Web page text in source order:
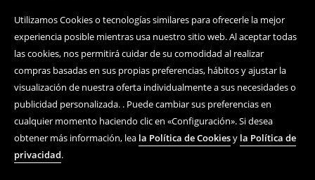
Utilizamos Cookies o tecnologías similares para ofrecerle la mejor
experiencia posible mientras usa nuestro sitio web. Al aceptar todas
las cookies, nos permitirá cuidar de su comodidad al realizar
compras basadas en sus propias preferencias, hábitos y ajustar la
visualización de nuestra oferta individualmente a sus necesidades o
publicidad personalizada. . Puede cambiar sus preferencias en
cualquier momento haciendo clic en «Configuración». Si desea
obtener más información, lea la Política de Cookiesy la Política de
privacidad.